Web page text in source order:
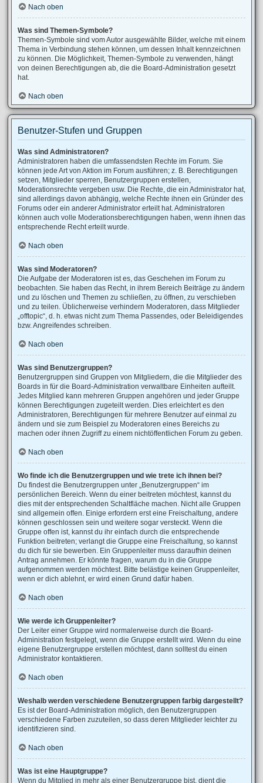
Nach oben
Was sind Themen-Symbole?
Themen-Symbole sind vom Autor ausgewählte Bilder, welche mit einem
Thema in Verbindung stehen können, um dessen Inhalt kennzeichnen
zu können. Die Möglichkeit, Themen-Symbole zu verwenden, hängt
von deinen Berechtigungen ab, die die Board-Administration gesetzt
hat.
Nach oben
Benutzer-Stufen und Gruppen
Was sind Administratoren?
Administratoren haben die umfassendsten Rechte im Forum. Sie
können jede Art von Aktion im Forum ausführen; z. B. Berechtigungen
setzen, Mitglieder sperren, Benutzergruppen erstellen,
Moderationsrechte vergeben usw. Die Rechte, die ein Administrator hat,
sind allerdings davon abhängig, welche Rechte ihnen ein Gründer des
Forums oder ein anderer Administrator erteilt hat. Administratoren
können auch volle Moderationsberechtigungen haben, wenn ihnen das
entsprechende Recht erteilt wurde.
Nach oben
Was sind Moderatoren?
Die Aufgabe der Moderatoren ist es, das Geschehen im Forum zu
beobachten. Sie haben das Recht, in ihrem Bereich Beiträge zu ändern
und zu löschen und Themen zu schließen, zu öffnen, zu verschieben
und zu teilen. Üblicherweise verhindern Moderatoren, dass Mitglieder
„offtopic“, d. h. etwas nicht zum Thema Passendes, oder Beleidigendes
bzw. Angreifendes schreiben.
Nach oben
Was sind Benutzergruppen?
Benutzergruppen sind Gruppen von Mitgliedern, die die Mitglieder des
Boards in für die Board-Administration verwaltbare Einheiten aufteilt.
Jedes Mitglied kann mehreren Gruppen angehören und jeder Gruppe
können Berechtigungen zugeteilt werden. Dies erleichtert es den
Administratoren, Berechtigungen für mehrere Benutzer auf einmal zu
ändern und sie zum Beispiel zu Moderatoren eines Bereichs zu
machen oder ihnen Zugriff zu einem nichtöffentlichen Forum zu geben.
Nach oben
Wo finde ich die Benutzergruppen und wie trete ich ihnen bei?
Du findest die Benutzergruppen unter „Benutzergruppen“ im
persönlichen Bereich. Wenn du einer beitreten möchtest, kannst du
dies mit der entsprechenden Schaltfläche machen. Nicht alle Gruppen
sind allgemein offen. Einige erfordern erst eine Freischaltung, andere
können geschlossen sein und weitere sogar versteckt. Wenn die
Gruppe offen ist, kannst du ihr einfach durch die entsprechende
Funktion beitreten; verlangt die Gruppe eine Freischaltung, so kannst
du dich für sie bewerben. Ein Gruppenleiter muss daraufhin deinen
Antrag annehmen. Er könnte fragen, warum du in die Gruppe
aufgenommen werden möchtest. Bitte belästige keinen Gruppenleiter,
wenn er dich ablehnt, er wird einen Grund dafür haben.
Nach oben
Wie werde ich Gruppenleiter?
Der Leiter einer Gruppe wird normalerweise durch die Board-
Administration festgelegt, wenn die Gruppe erstellt wird. Wenn du eine
eigene Benutzergruppe erstellen möchtest, dann solltest du einen
Administrator kontaktieren.
Nach oben
Weshalb werden verschiedene Benutzergruppen farbig dargestellt?
Es ist der Board-Administration möglich, den Benutzergruppen
verschiedene Farben zuzuteilen, so dass deren Mitglieder leichter zu
identifizieren sind.
Nach oben
Was ist eine Hauptgruppe?
Wenn du Mitglied in mehr als einer Benutzergruppe bist, dient die